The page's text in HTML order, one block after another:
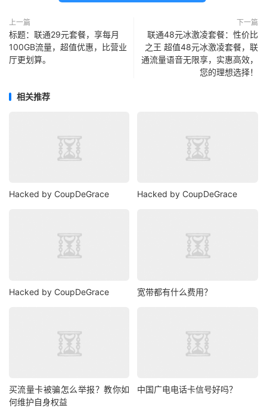
上一篇
标题：联通29元套餐，享每月
100GB流量，超值优惠，比营业
厅更划算。
下一篇
联通48元冰激凌套餐：性价比
之王 超值48元冰激凌套餐，联
通流量语音无限享，实惠高效，
您的理想选择！
相关推荐
Hacked by CoupDeGrace Hacked by CoupDeGrace
Hacked by CoupDeGrace 宽带都有什么费用？
买流量卡被骗怎么举报？教你如
何维护自身权益
中国广电电话卡信号好吗？